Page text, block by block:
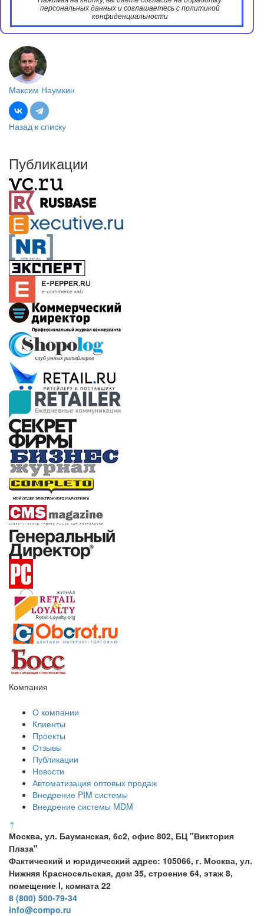
персональных данных и соглашаетесь с политикой
конфиденциальности
Максим Наумкин
Назад к списку
Публикации
Компания
О компании
Клиенты
Проекты
Отзывы
Публикации
Новости
Автоматизация оптовых продаж
Внедрение PIM системы
Внедрение системы MDM
↑
Москва, ул. Бауманская, 6с2, офис 802, БЦ "Виктория
Плаза"
Фактический и юридический адрес: 105066, г. Москва, ул.
Нижняя Красносельская, дом 35, строение 64, этаж 8,
помещение I, комната 22
8 (800) 500-79-34
info@compo.ru